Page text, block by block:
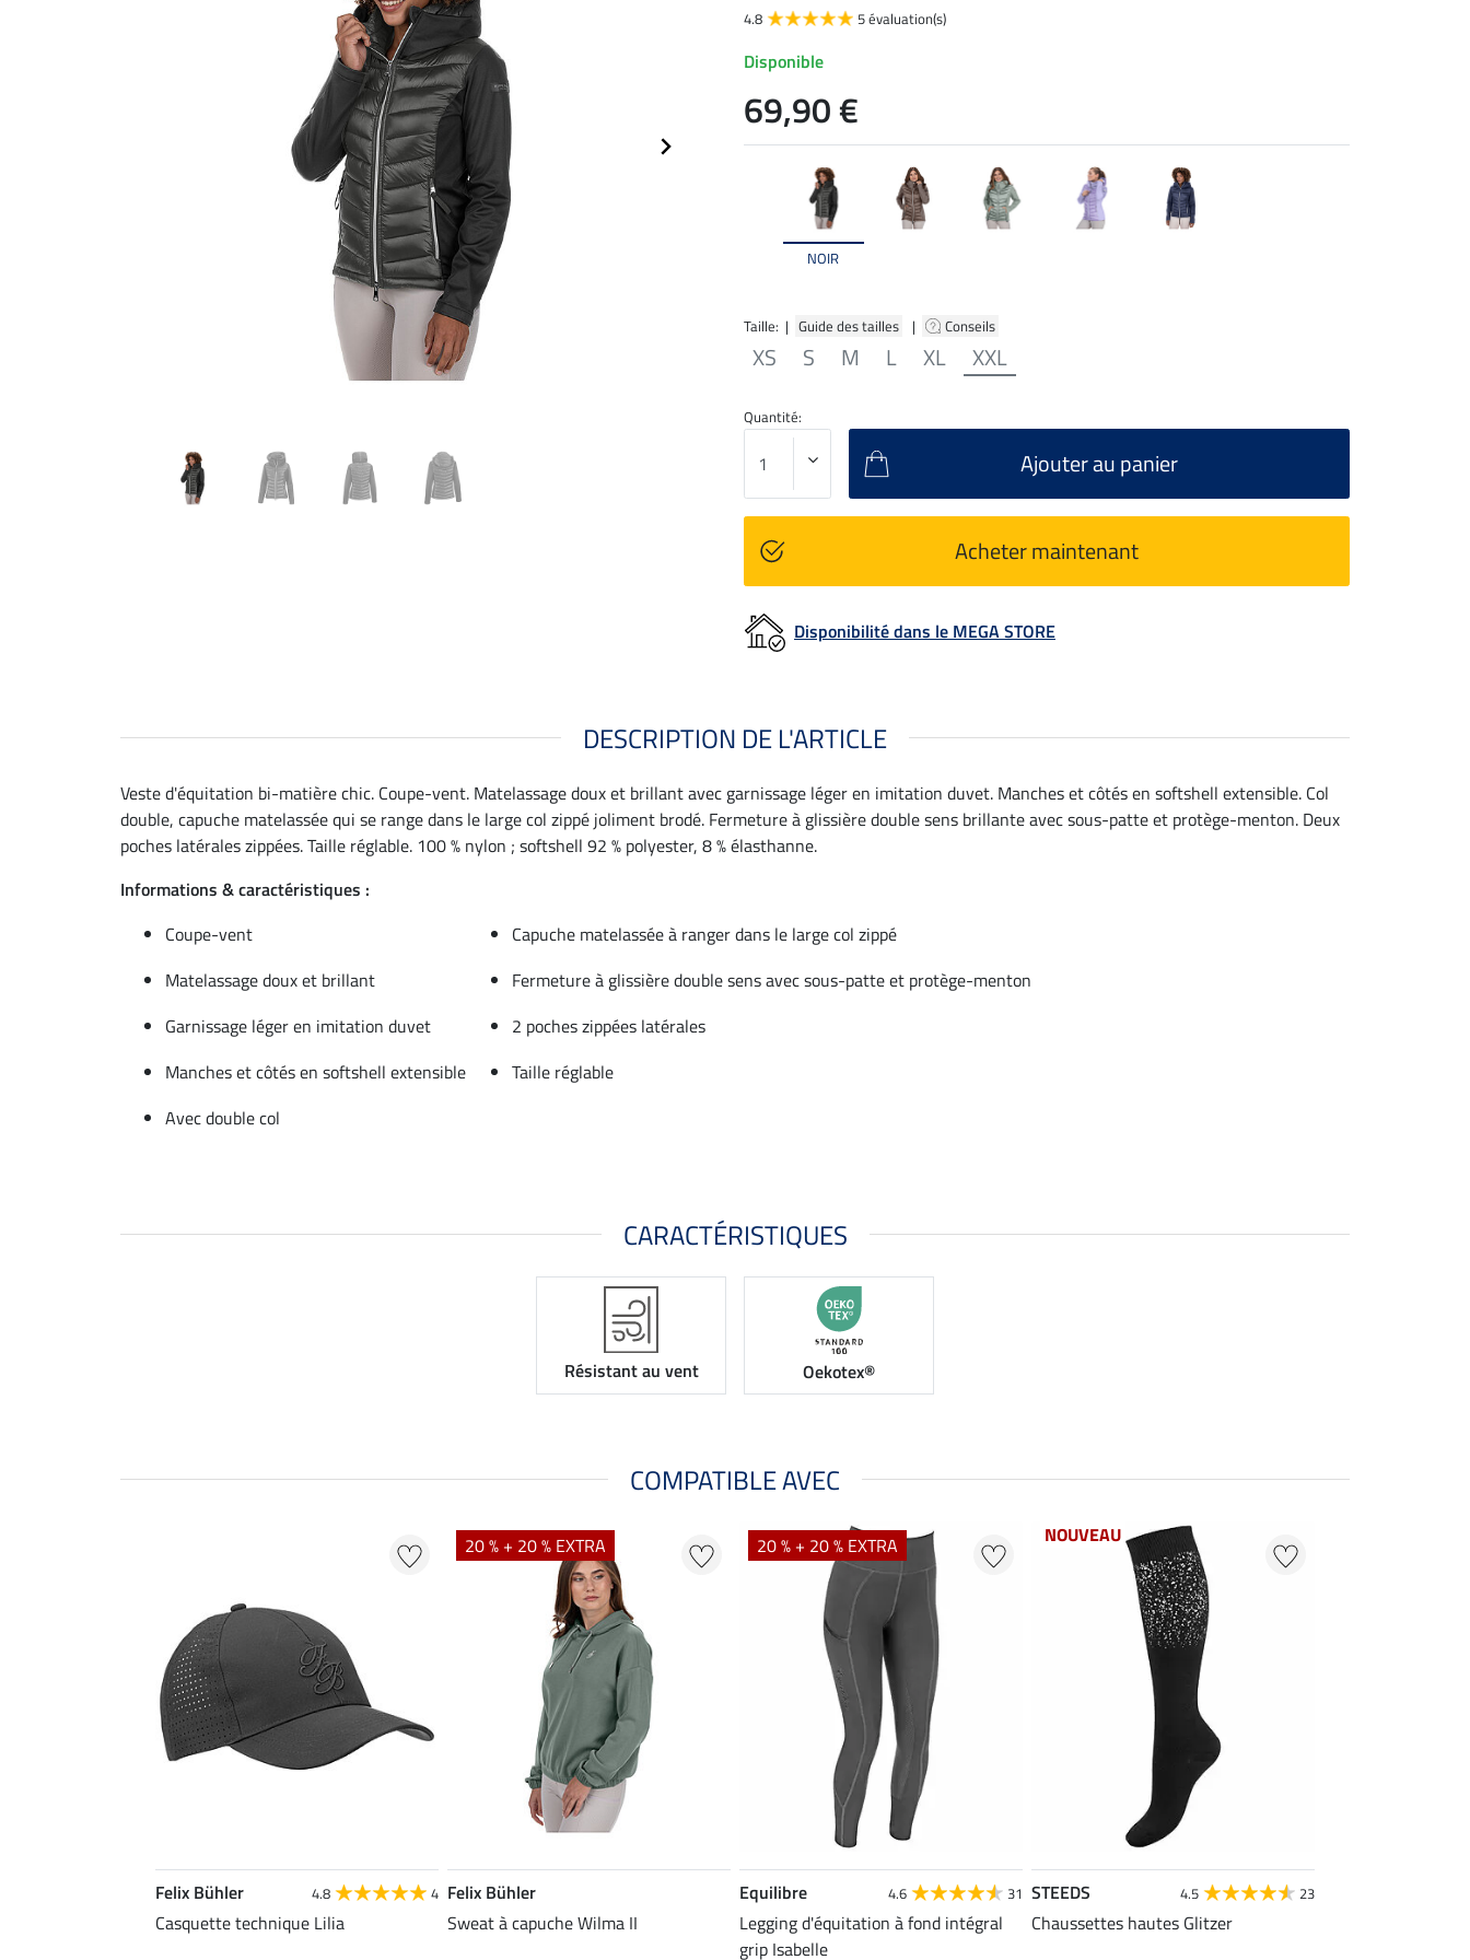
NOIR
Taille: | Guide des tailles | Conseils
XS S M L XL XXL
4.8
5 évaluation(s)
Disponible
69,90 €
Quantité:
Ajouter au panier
Acheter maintenant
Disponibilité dans le MEGA STORE
DESCRIPTION DE L'ARTICLE
Veste d'équitation bi-matière chic. Coupe-vent. Matelassage doux et brillant avec garnissage léger en imitation duvet. Manches et côtés en softshell extensible. Col
double, capuche matelassée qui se range dans le large col zippé joliment brodé. Fermeture à glissière double sens brillante avec sous-patte et protège-menton. Deux
poches latérales zippées. Taille réglable. 100 % nylon ; softshell 92 % polyester, 8 % élasthanne.
Informations & caractéristiques :
Coupe-vent
Capuche matelassée à ranger dans le large col zippé
Matelassage doux et brillant
Fermeture à glissière double sens avec sous-patte et protège-menton
Garnissage léger en imitation duvet
2 poches zippées latérales
Manches et côtés en softshell extensible
Taille réglable
Avec double col
CARACTÉRISTIQUES
Résistant au vent Oekotex®
COMPATIBLE AVEC
Felix Bühler 4.8 4
Casquette technique Lilia
20 % + 20 % EXTRA
Felix Bühler
Sweat à capuche Wilma II
20 % + 20 % EXTRA
Equilibre 4.6 31
Legging d'équitation à fond intégral
grip Isabelle
NOUVEAU
STEEDS 4.5 23
Chaussettes hautes Glitzer